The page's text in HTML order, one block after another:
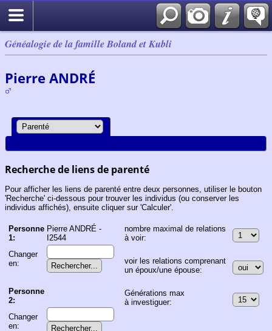
Généalogie de la famille Boland et Kubli
Pierre ANDRÉ
Recherche de liens de parenté
Pour afficher les liens de parenté entre deux personnes, utiliser le bouton
'Recherche' ci-dessous pour trouver les individus (ou conserver les
individus affichés), ensuite cliquer sur 'Calculer'.
Personne
1:
Pierre ANDRÉ -
I2544
Changer
en:
Personne
2:
Changer
en:
nombre maximal de relations
à voir:
voir les relations comprenant
un époux/une épouse:
Générations max
à investiguer: